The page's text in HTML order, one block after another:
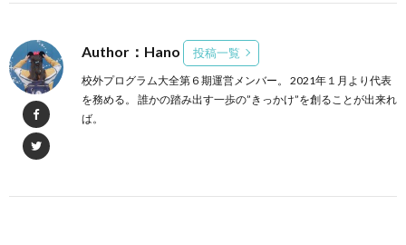
Author：Hano 投稿一覧
校外プログラム大全第６期運営メンバー。 2021年１月より代表
を務める。 誰かの踏み出す一歩の”きっかけ”を創ることが出来れ
ば。